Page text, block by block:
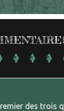
des trois